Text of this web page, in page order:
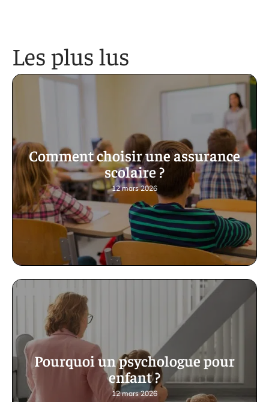
Les plus lus
Comment choisir une assurance
scolaire ?
12 mars 2026
Pourquoi un psychologue pour
enfant ?
12 mars 2026